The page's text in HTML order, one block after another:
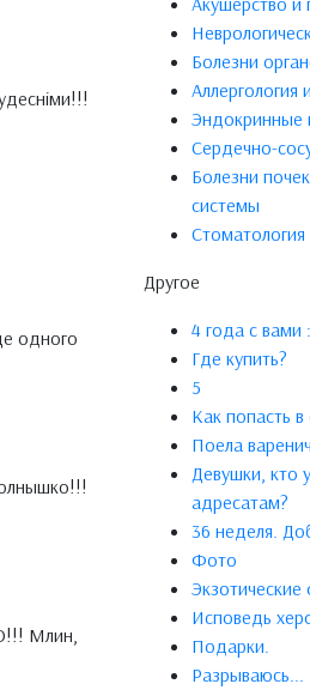
одного
Млин,
Болезни
Аллергология
Эндокринные
Сердечно-
Болезни
системы
Стоматология
Другое
4 года с вами
Где купить?
5
Как попасть
Поела
Девушки, кто
адресатам?
36 неделя.
Фото
Исповедь
Подарки.
Разрываюсь...